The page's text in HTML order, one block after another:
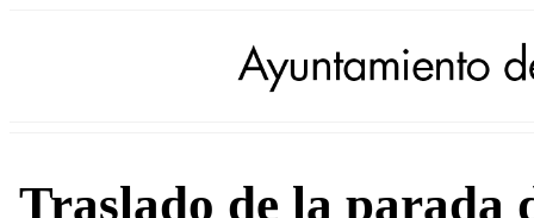
Traslado de la parada